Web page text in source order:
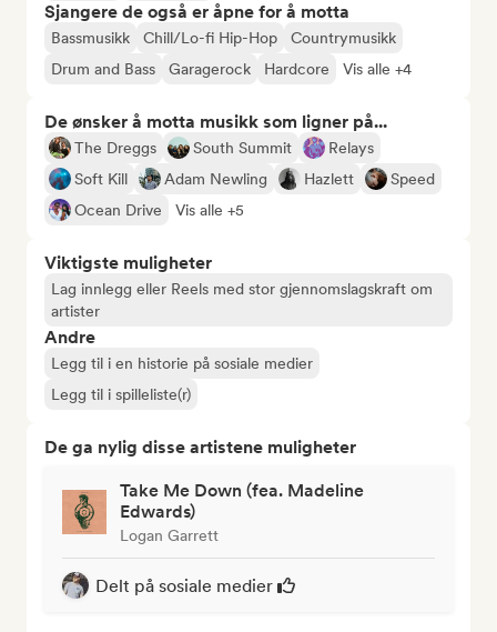
Sjangere de også er åpne for å motta
Bassmusikk Chill/Lo-fi Hip-Hop
Countrymusikk
Drum and Bass
Garagerock Hardcore Vis alle +4
De ønsker å motta musikk som ligner på...
The Dreggs South Summit
Relays
Soft Kill
Adam Newling Hazlett
Speed
Ocean Drive
Vis alle +5
Viktigste muligheter
Lag innlegg eller Reels med stor gjennomslagskraft om
artister
Andre
Legg til i en historie på sosiale medier
Legg til i spilleliste(r)
De ga nylig disse artistene muligheter
Take Me Down (fea. Madeline
Edwards)
Logan Garrett
Delt på sosiale medier